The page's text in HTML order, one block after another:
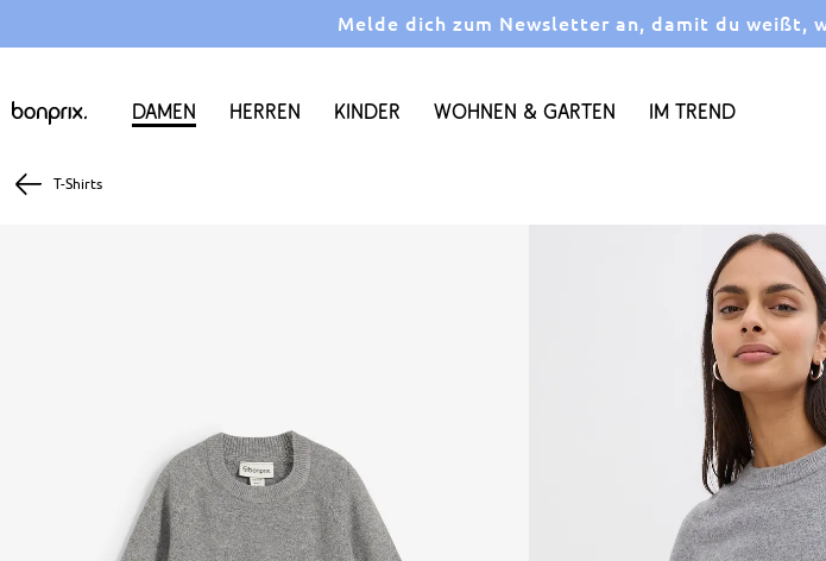
Melde dich zum Newsletter an, damit du weißt,
Damen Herren Kinder Wohnen & Garten Im Trend
T-Shirts